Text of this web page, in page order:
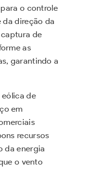
para o controle
direção da
de
as
garantindo a
eólica de
em
recursos
da energia
o vento